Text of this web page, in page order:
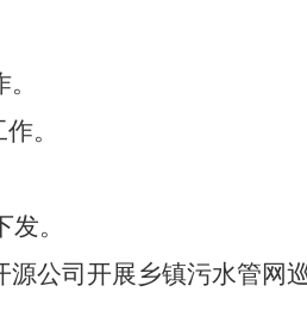
。
。
公司开展乡镇污水管网